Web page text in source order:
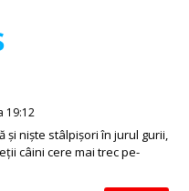
19:12
și niște stâlpișori în jurul gurii,
câini cere mai trec pe-